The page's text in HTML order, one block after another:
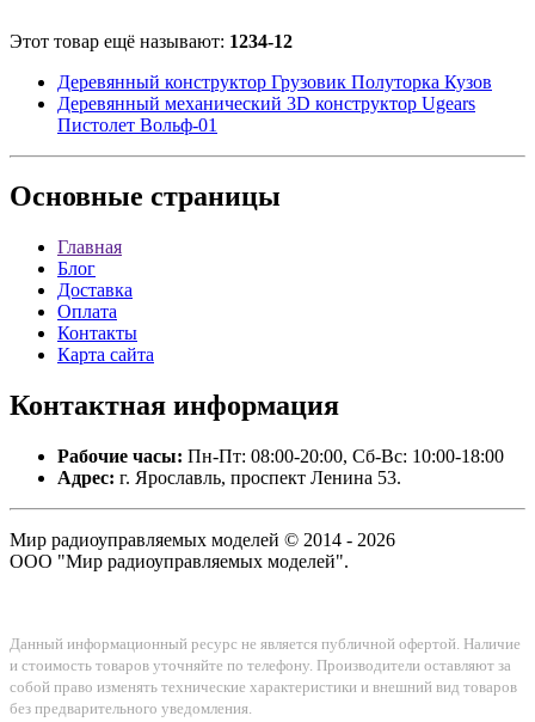
Этот товар ещё называют: 1234-12
Деревянный конструктор Грузовик Полуторка Кузов
Деревянный механический 3D конструктор Ugears
Пистолет Вольф-01
Основные страницы
Главная
Блог
Доставка
Оплата
Контакты
Карта сайта
Контактная информация
Рабочие часы: Пн-Пт: 08:00-20:00, Сб-Вс: 10:00-18:00
Адрес: г. Ярославль, проспект Ленина 53.
Мир радиоуправляемых моделей © 2014 - 2026
ООО "Мир радиоуправляемых моделей".
Данный информационный ресурс не является публичной офертой. Наличие
и стоимость товаров уточняйте по телефону. Производители оставляют за
собой право изменять технические характеристики и внешний вид товаров
без предварительного уведомления.